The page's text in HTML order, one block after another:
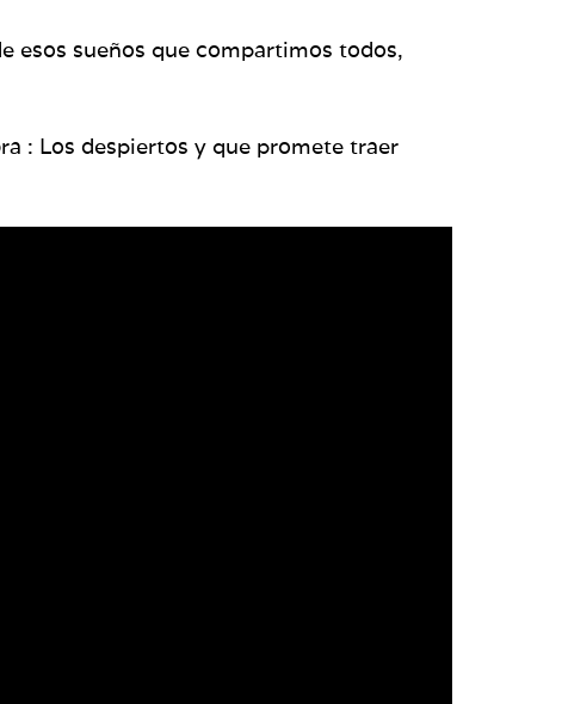
esos sueños que compartimos todos,
: Los despiertos y que promete traer